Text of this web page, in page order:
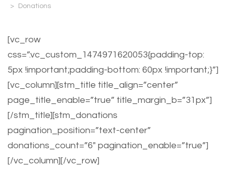
> Donations
[vc_row
css=”.vc_custom_1474971620053{padding-top:
5px !important;padding-bottom: 60px !important;}”]
[vc_column][stm_title title_align=”center”
page_title_enable=”true” title_margin_b=”31px”]
[/stm_title][stm_donations
pagination_position=”text-center”
donations_count=”6″ pagination_enable=”true”]
[/vc_column][/vc_row]